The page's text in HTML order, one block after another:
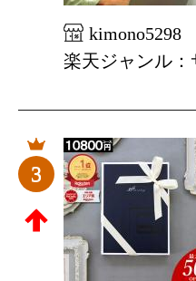
kimono5298
楽天ジャンル
3